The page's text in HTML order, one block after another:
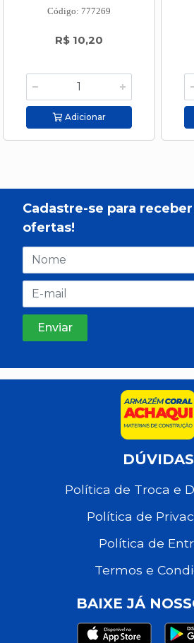
Código: 777269
R$ 10,20
Adicionar
Cadastre-se para
ofertas!
DÚVIDAS
Política de Troca e
Política de
Política de
Termos e
BAIXE JÁ